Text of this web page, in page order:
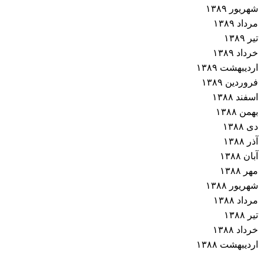
شهریور ۱۳۸۹
مرداد ۱۳۸۹
تیر ۱۳۸۹
خرداد ۱۳۸۹
اردیبهشت ۱۳۸۹
فروردین ۱۳۸۹
اسفند ۱۳۸۸
بهمن ۱۳۸۸
دی ۱۳۸۸
آذر ۱۳۸۸
آبان ۱۳۸۸
مهر ۱۳۸۸
شهریور ۱۳۸۸
مرداد ۱۳۸۸
تیر ۱۳۸۸
خرداد ۱۳۸۸
اردیبهشت ۱۳۸۸